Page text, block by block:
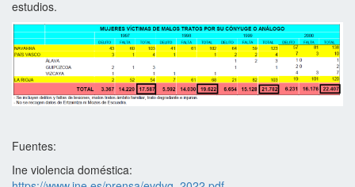
estudios.
Fuentes:
Ine violencia doméstica: